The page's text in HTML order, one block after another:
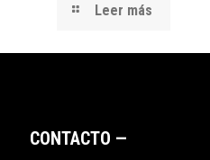
Leer más
CONTACTO —